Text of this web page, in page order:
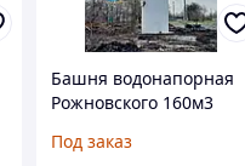
Башня водонапорная
Рожновского 160м3
Под заказ